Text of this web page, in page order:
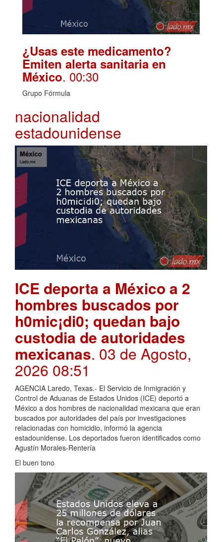
¿Usas este medicamento?
Emiten alerta sanitaria en
México. 00:30
Grupo Fórmula
nacionalidad
estadounidense
ICE deporta a México a 2
hombres buscados por
h0mic¡di0; quedan bajo
custodia de autoridades
mexicanas. 03 de Agosto,
2026 08:51
AGENCIA Laredo, Texas.- El Servicio de Inmigración y
Control de Aduanas de Estados Unidos (ICE) deportó a
México a dos hombres de nacionalidad mexicana que eran
buscados por autoridades del país por investigaciones
relacionadas con homicidio, informó la agencia
estadounidense. Los deportados fueron identificados como
Agustín Morales-Rentería
El buen tono